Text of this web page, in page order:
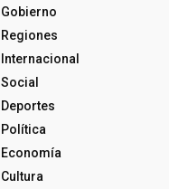
Gobierno
Regiones
Internacional
Social
Deportes
Política
Economía
Cultura